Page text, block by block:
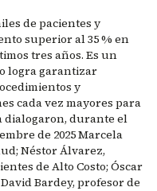
de pacientes y
superior al 35 % en
tres años. Es un
logra garantizar
y
cada vez mayores para
dialogaron, durante el
de 2025 Marcela
Néstor Álvarez,
de Alto Costo; Óscar
Bardey, profesor de